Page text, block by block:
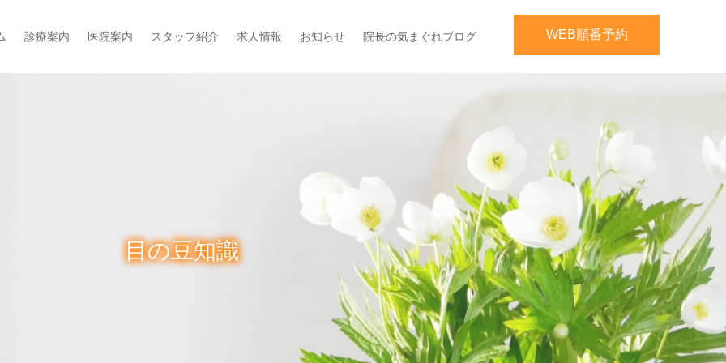
WEB順番予約
診療案内 医院案内 スタッフ紹介 求人情報 お知らせ 院長の気まぐれブログ
目の豆知識